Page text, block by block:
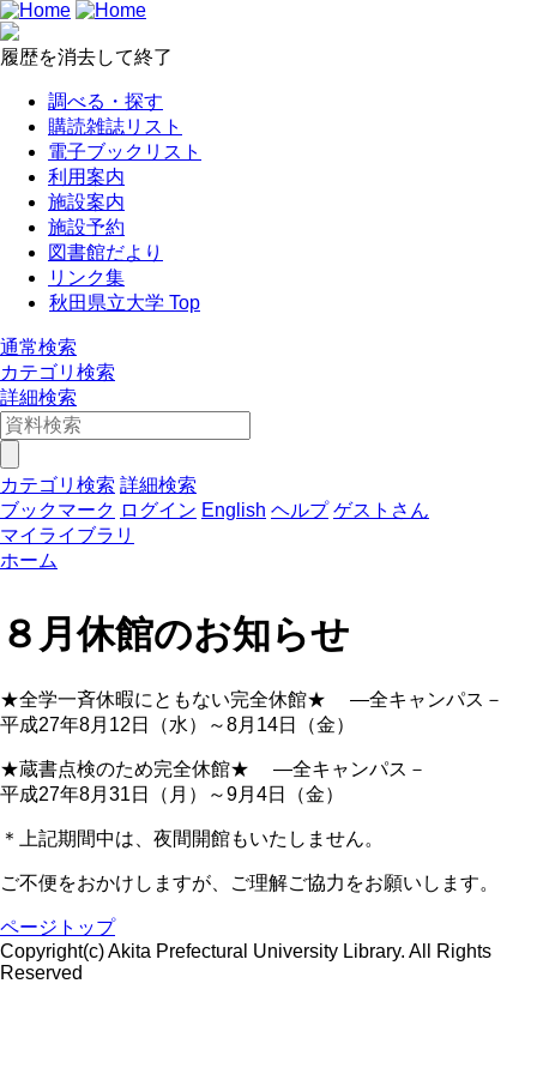
履歴を消去して終了
調べる・探す
購読雑誌リスト
電子ブックリスト
利用案内
施設案内
施設予約
図書館だより
リンク集
秋田県立大学 Top
通常検索
カテゴリ検索
詳細検索
カテゴリ検索 詳細検索
ブックマーク ログイン English ヘルプ ゲストさん
マイライブラリ
ホーム
８月休館のお知らせ
★全学一斉休暇にともない完全休館★ ―全キャンパス－
平成27年8月12日（水）～8月14日（金）
★蔵書点検のため完全休館★ ―全キャンパス－
平成27年8月31日（月）～9月4日（金）
＊上記期間中は、夜間開館もいたしません。
ご不便をおかけしますが、ご理解ご協力をお願いします。
ページトップ
Copyright(c) Akita Prefectural University Library. All Rights
Reserved